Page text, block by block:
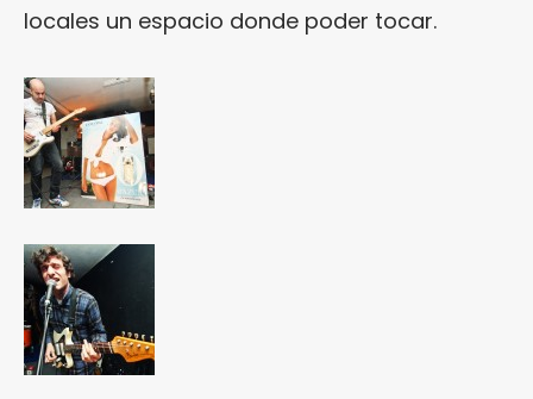
locales un espacio donde poder tocar.